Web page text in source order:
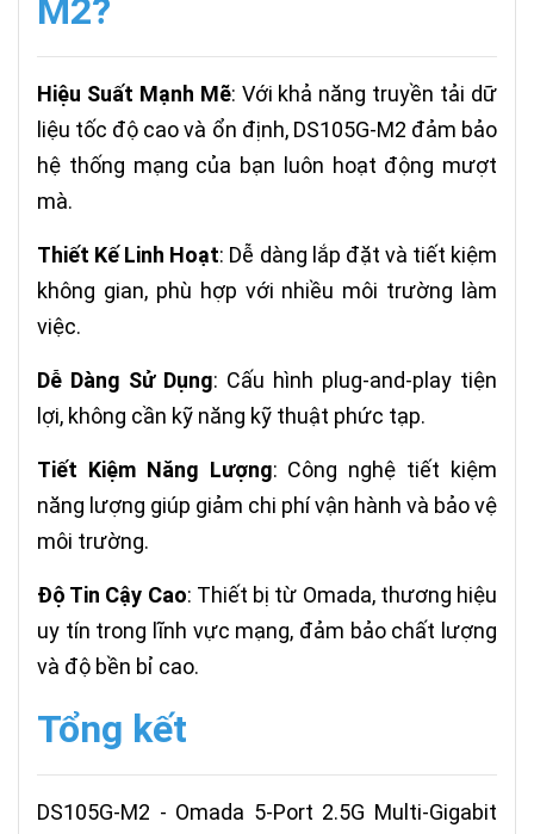
M2?
Hiệu Suất Mạnh Mẽ: Với khả năng truyền tải dữ
liệu tốc độ cao và ổn định, DS105G-M2 đảm bảo
hệ thống mạng của bạn luôn hoạt động mượt
mà.
Thiết Kế Linh Hoạt: Dễ dàng lắp đặt và tiết kiệm
không gian, phù hợp với nhiều môi trường làm
việc.
Dễ Dàng Sử Dụng: Cấu hình plug-and-play tiện
lợi, không cần kỹ năng kỹ thuật phức tạp.
Tiết Kiệm Năng Lượng: Công nghệ tiết kiệm
năng lượng giúp giảm chi phí vận hành và bảo vệ
môi trường.
Độ Tin Cậy Cao: Thiết bị từ Omada, thương hiệu
uy tín trong lĩnh vực mạng, đảm bảo chất lượng
và độ bền bỉ cao.
Tổng kết
DS105G-M2 - Omada 5-Port 2.5G Multi-Gigabit